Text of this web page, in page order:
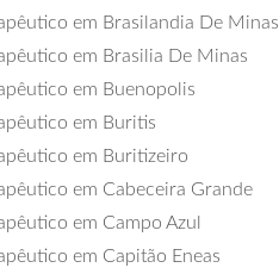
em Brasilandia De Minas
em Brasilia De Minas
em Buenopolis
em Buritis
em Buritizeiro
em Cabeceira Grande
em Campo Azul
em Capitão Eneas